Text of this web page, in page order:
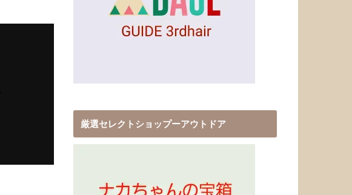
厳選セレクトショップーアウトドア